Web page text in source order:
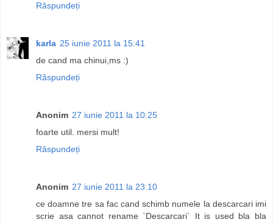
Răspundeți
karla 25 iunie 2011 la 15:41
de cand ma chinui,ms :)
Răspundeți
Anonim 27 iunie 2011 la 10:25
foarte util. mersi mult!
Răspundeți
Anonim 27 iunie 2011 la 23:10
ce doamne tre sa fac cand schimb numele la descarcari imi
scrie asa cannot rename `Descarcari` It is used bla bla